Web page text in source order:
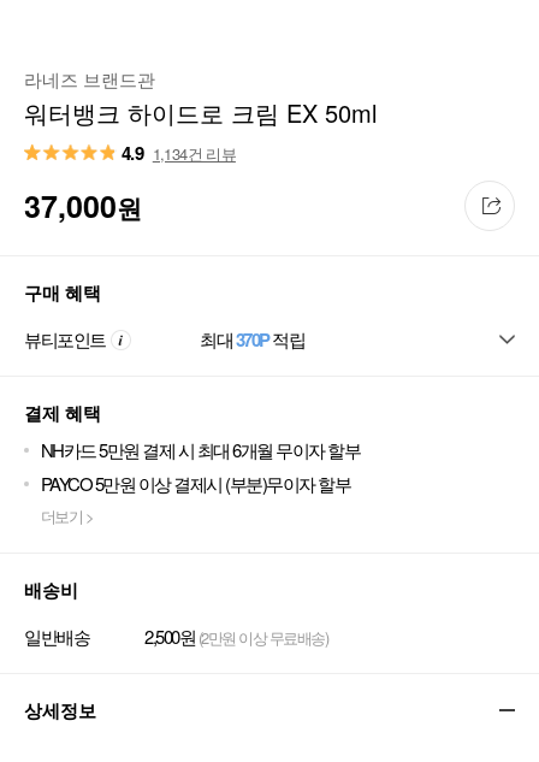
라네즈 브랜드관
워터뱅크 하이드로 크림 EX 50ml
4.9 1,134건 리뷰
37,000원
구매 혜택
뷰티포인트 최대370P적립
결제 혜택
NH카드 5만원 결제 시 최대 6개월 무이자 할부
PAYCO 5만원 이상 결제시 (부분)무이자 할부
더보기 >
배송비
일반배송 2,500원 (2만원 이상 무료배송)
상세정보